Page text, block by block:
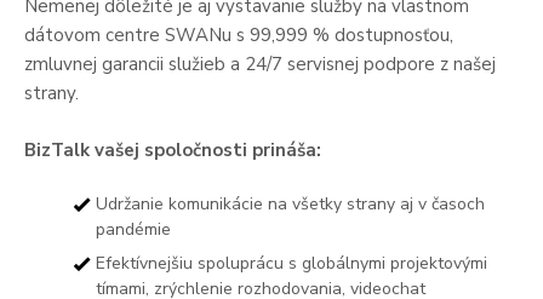
Nemenej dôležité je aj vystavanie služby na vlastnom
dátovom centre SWANu s 99,999 % dostupnosťou,
zmluvnej garancii služieb a 24/7 servisnej podpore z našej
strany.
BizTalk vašej spoločnosti prináša:
Udržanie komunikácie na všetky strany aj v časoch
pandémie
Efektívnejšiu spoluprácu s globálnymi projektovými
tímami, zrýchlenie rozhodovania, videochat